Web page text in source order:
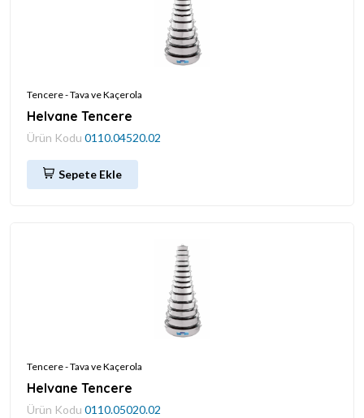
Tencere - Tava ve Kaçerola
Helvane Tencere
Ürün Kodu 0110.04520.02
Sepete Ekle
Tencere - Tava ve Kaçerola
Helvane Tencere
Ürün Kodu 0110.05020.02